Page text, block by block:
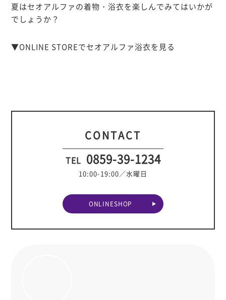
夏はセオアルファの着物・浴衣を楽しんでみてはいかが
でしょうか？
▼ONLINE STOREでセオアルファ浴衣を見る
CONTACT
TEL 0859-39-1234
10:00-19:00／水曜日
ONLINESHOP